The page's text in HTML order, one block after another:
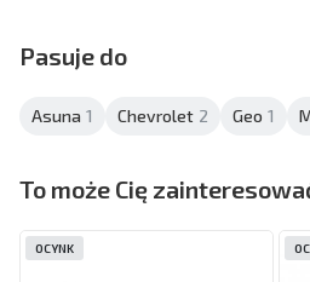
Pasuje do
Asuna 1 Chevrolet 2 Geo 1
To może Cię
OCYNK